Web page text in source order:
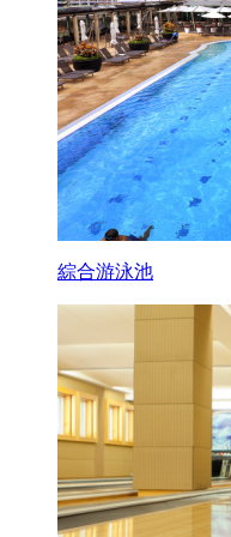
綜合游泳池